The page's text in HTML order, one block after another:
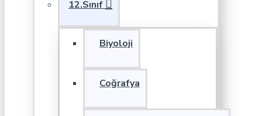
12.Sınıf
Biyoloji
Coğrafya